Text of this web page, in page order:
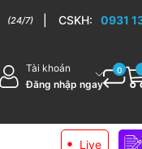
(24/7) CSKH: 0931
Tài khoản
Đăng nhập ngay
0
Live